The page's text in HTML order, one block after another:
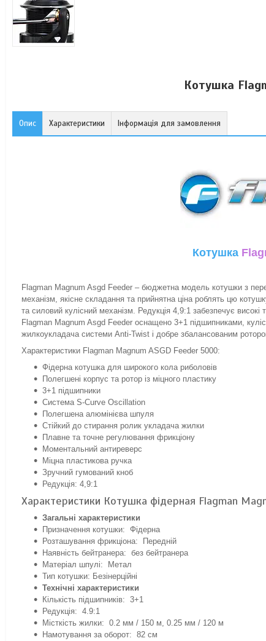
Котушка
Опис Характеристики Інформація для замовлення
Котушка
Flagman Magnum Asgd Feeder – бюджетна модель котушки з
механізм, якісне складання та прийнятна ціна роблять цю
та силовий кулісний механізм. Редукція 4,9:1 забезпечує
Flagman Magnum Asgd Feeder оснащено 3+1 підшипниками,
жилкоукладача системи Anti-Twist і добре збалансованим
Характеристики Flagman Magnum ASGD Feeder 5000:
Фідерна котушка для широкого кола риболовів
Полегшені корпус та ротор із міцного пластику
3+1 підшипники
Система S-Curve Oscillation
Полегшена алюмінієва шпуля
Стійкий до стирання ролик укладача жилки
Плавне та точне регулювання фрикціону
Моментальний антиреверс
Міцна пластикова ручка
Зручний гумований кноб
Редукція: 4,9:1
Характеристики Котушка фідерная Flagman
Загальні характеристики
Призначення котушки: Фідерна
Розташування фрикціона: Передній
Наявність бейтранера: без бейтранера
Матеріал шпулі: Метал
Тип котушки: Безінерційні
Технічні характеристики
Кількість підшипників: 3+1
Редукція: 4.9:1
Місткість жилки: 0.2 мм / 150 м, 0.25 мм / 120 м
Намотування за оборот: 82 см